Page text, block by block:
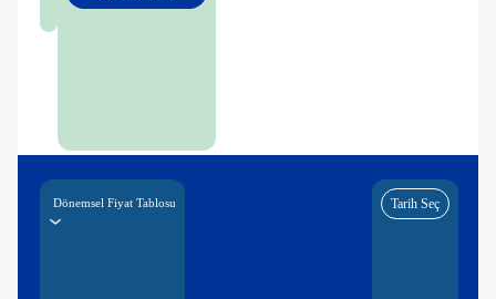
Dönemsel Fiyat Tablosu Tarih Seç